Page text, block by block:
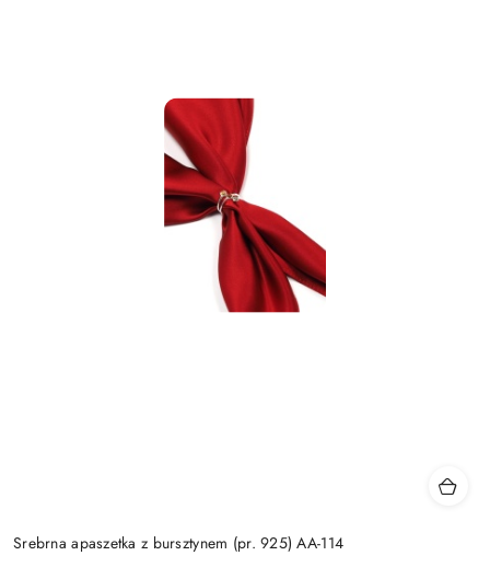
Srebrna apaszetka z bursztynem (pr. 925) AA-114